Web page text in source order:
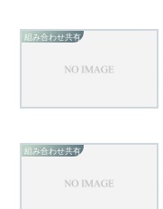
組み合わせ共有
組み合わせ共有